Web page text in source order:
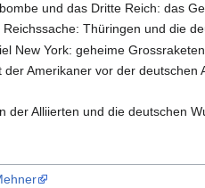
und das Dritte Reich: das
Thüringen und die
New York: geheime
Amerikaner vor der
der Alliierten und die deutschen